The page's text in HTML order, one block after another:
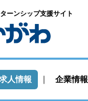
ーンシップ支援サイト
人情報 企業情報